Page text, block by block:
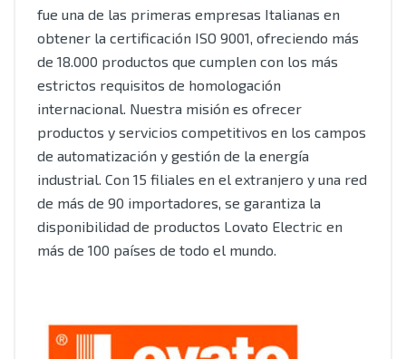
fue una de las primeras empresas Italianas en
obtener la certificación ISO 9001, ofreciendo más
de 18.000 productos que cumplen con los más
estrictos requisitos de homologación
internacional. Nuestra misión es ofrecer
productos y servicios competitivos en los campos
de automatización y gestión de la energía
industrial. Con 15 filiales en el extranjero y una red
de más de 90 importadores, se garantiza la
disponibilidad de productos Lovato Electric en
más de 100 países de todo el mundo.